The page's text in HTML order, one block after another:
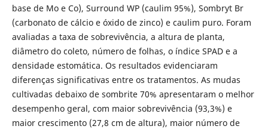
base de Mo e Co), Surround WP (caulim 95%), Sombryt Br
(carbonato de cálcio e óxido de zinco) e caulim puro. Foram
avaliadas a taxa de sobrevivência, a altura de planta,
diâmetro do coleto, número de folhas, o índice SPAD e a
densidade estomática. Os resultados evidenciaram
diferenças significativas entre os tratamentos. As mudas
cultivadas debaixo de sombrite 70% apresentaram o melhor
desempenho geral, com maior sobrevivência (93,3%) e
maior crescimento (27,8 cm de altura), maior número de